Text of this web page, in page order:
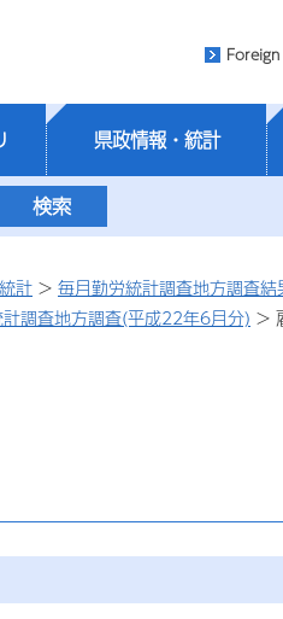
県政情報・統計
計 > 毎月勤労統計調査地方調査
調査地方調査(平成22年6月分) >